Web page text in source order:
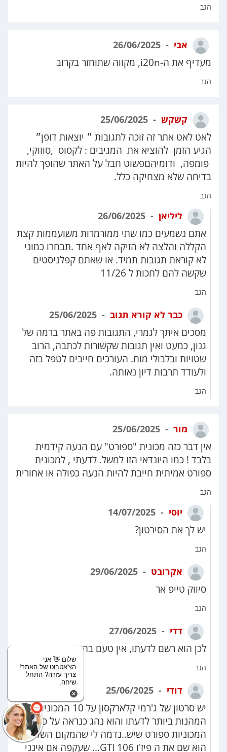
הגב
אבי
מעדיף את ה-i20n, מקווה שתוחזר בקרוב
הגב
קשקש
לאט לאט אתר זה זוכה לתגובות ״ יוצאות דופן״
הגיע הזמן להוציא את המגיבים : לקסוס ,סוזוקי,
פומפה, ודומיהםפשוט חבל על האתר שהופך להיות
בדיחה שלא מצחיקה כלל.
הגב
ליליאן
אתם נשמעים כמו שתי ממורמרות משועממות קצת
הקללה והלצה לא הזיקה לאף אחד .תבחרו כמוני
לא קוראת תגובות תמיד. או שאתם קפלניסטים
שקשה להם לחכות ל 11/26
הגב
כבר לא קורא תגוב
מסכים איתך לגמרי, התגובות פה באתר ברמה של
גנון, כמעט ואין תגובות שקשורות לכתבה, הרוב
שטויות ובלבולי מוח. העורכים חייבים לטפל בזה
ולעודד תרבות דיון נאותה.
הגב
מור
אין דבר כזה מכונית "ספורט" עם הנעה קידמית
בלבד ! כמו היונדאי הזו למשל. לדעתי , למכונית
ספורט אמיתית חייבת להיות הנעה כפולה או אחורית
הגב
יוסי
יש לך את הסירטון?
הגב
אקרובט
סיווק טייפ אר
הגב
דדי
לכן הוא רשם לדעתו, אין טעם בהוכחות.
הגב
דודי
יש סרטון של ג'רמי קלארקסון על 10 המכוניות
המהנות ביותר לדעתו והוא נהג כנראה על כללל
המכוניות ספורט שיש..נדמה לי שהמקום השלישי
הוא שם את ה פיז'ו 106 GTI... שעקפה אם אינני
שלום 👋 אני
הצ'אטבוט של האתר!
צריך עזרה? התחל
שיחה.